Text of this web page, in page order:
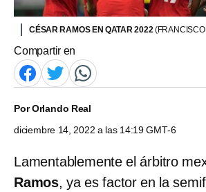
CÉSAR RAMOS EN QATAR 2022
Compartir en
PorOrlando Real
diciembre 14, 2022 a las 14:19 GMT-6
Lamentablemente el árbitro
Ramos, ya es factor en la